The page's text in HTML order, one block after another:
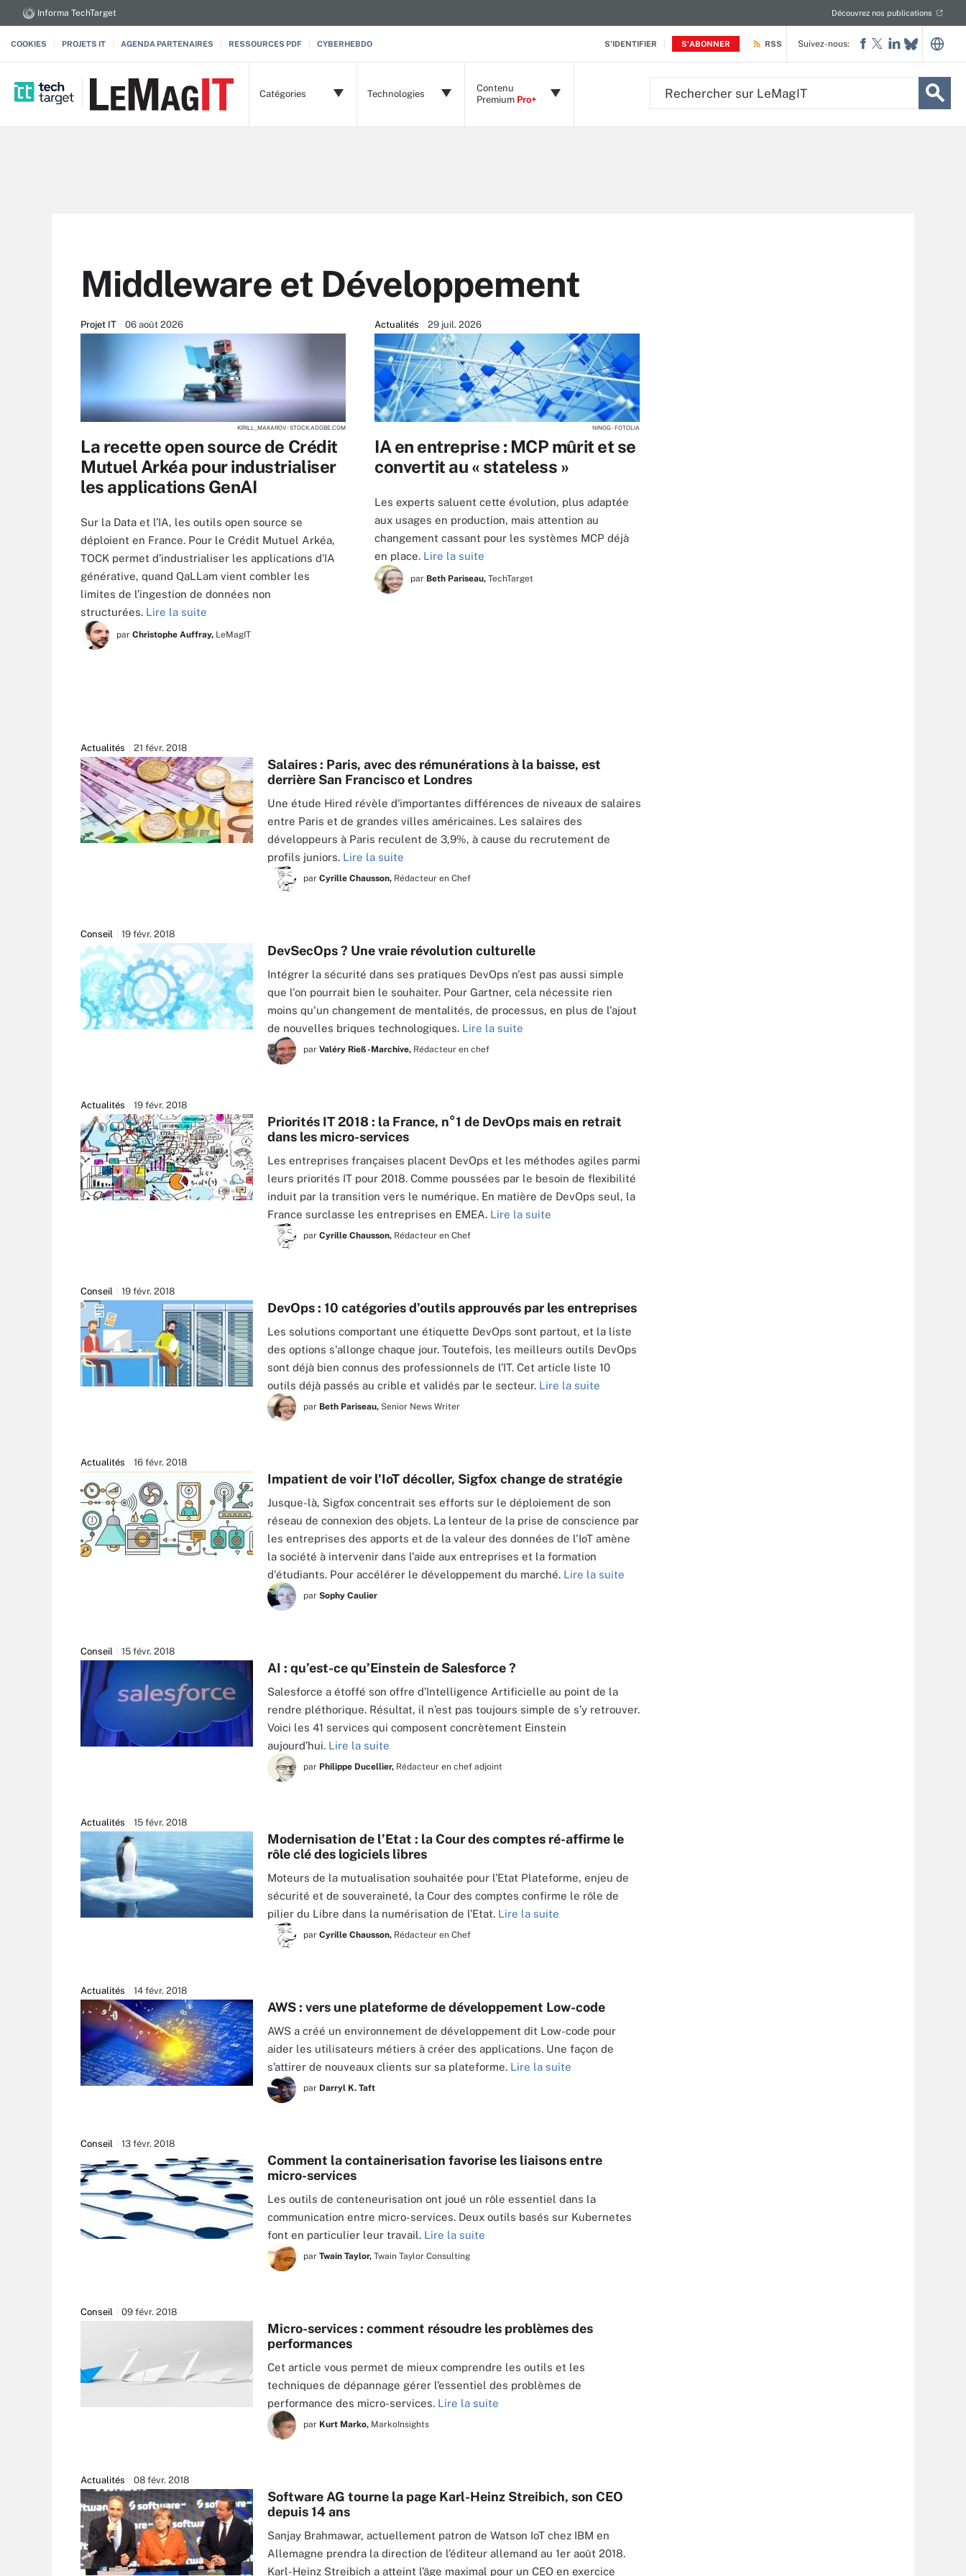
S'IDENTIFIER S'ABONNER
Informa TechTarget Découvrez nos publications
COOKIES PROJETS IT AGENDA PARTENAIRES RESSOURCES PDF CYBERHEBDO RSS
Catégories Technologies
Contenu
Premium Pro+
Suivez-nous:
Middleware et Développement
Projet IT 06 août 2026
KIRILL_MAKAROV - STOCK.ADOBE.COM
La recette open source de Crédit
Mutuel Arkéa pour industrialiser
les applications GenAI
Sur la Data et l’IA, les outils open source se
déploient en France. Pour le Crédit Mutuel Arkéa,
TOCK permet d’industrialiser les applications d’IA
générative, quand QaLLam vient combler les
limites de l’ingestion de données non
structurées. Lire la suite
par Christophe Auffray, LeMagIT
Actualités 29 juil. 2026
NINOG - FOTOLIA
IA en entreprise : MCP mûrit et se
convertit au « stateless »
Les experts saluent cette évolution, plus adaptée
aux usages en production, mais attention au
changement cassant pour les systèmes MCP déjà
en place. Lire la suite
par Beth Pariseau, TechTarget
Actualités 21 févr. 2018
Salaires : Paris, avec des rémunérations à la baisse, est
derrière San Francisco et Londres
Une étude Hired révèle d'importantes différences de niveaux de salaires
entre Paris et de grandes villes américaines. Les salaires des
développeurs à Paris reculent de 3,9%, à cause du recrutement de
profils juniors. Lire la suite
par Cyrille Chausson, Rédacteur en Chef
Conseil 19 févr. 2018
DevSecOps ? Une vraie révolution culturelle
Intégrer la sécurité dans ses pratiques DevOps n'est pas aussi simple
que l'on pourrait bien le souhaiter. Pour Gartner, cela nécessite rien
moins qu'un changement de mentalités, de processus, en plus de l'ajout
de nouvelles briques technologiques. Lire la suite
par Valéry Rieß-Marchive, Rédacteur en chef
Actualités 19 févr. 2018
Priorités IT 2018 : la France, n°1 de DevOps mais en retrait
dans les micro-services
Les entreprises françaises placent DevOps et les méthodes agiles parmi
leurs priorités IT pour 2018. Comme poussées par le besoin de flexibilité
induit par la transition vers le numérique. En matière de DevOps seul, la
France surclasse les entreprises en EMEA. Lire la suite
par Cyrille Chausson, Rédacteur en Chef
Conseil 19 févr. 2018
DevOps : 10 catégories d’outils approuvés par les entreprises
Les solutions comportant une étiquette DevOps sont partout, et la liste
des options s'allonge chaque jour. Toutefois, les meilleurs outils DevOps
sont déjà bien connus des professionnels de l’IT. Cet article liste 10
outils déjà passés au crible et validés par le secteur. Lire la suite
par Beth Pariseau, Senior News Writer
Actualités 16 févr. 2018
Impatient de voir l'IoT décoller, Sigfox change de stratégie
Jusque-là, Sigfox concentrait ses efforts sur le déploiement de son
réseau de connexion des objets. La lenteur de la prise de conscience par
les entreprises des apports et de la valeur des données de l'IoT amène
la société à intervenir dans l'aide aux entreprises et la formation
d'étudiants. Pour accélérer le développement du marché. Lire la suite
par Sophy Caulier
Conseil 15 févr. 2018
AI : qu’est-ce qu’Einstein de Salesforce ?
Salesforce a étoffé son offre d’Intelligence Artificielle au point de la
rendre pléthorique. Résultat, il n’est pas toujours simple de s’y retrouver.
Voici les 41 services qui composent concrètement Einstein
aujourd’hui. Lire la suite
par Philippe Ducellier, Rédacteur en chef adjoint
Actualités 15 févr. 2018
Modernisation de l’Etat : la Cour des comptes ré-affirme le
rôle clé des logiciels libres
Moteurs de la mutualisation souhaitée pour l’Etat Plateforme, enjeu de
sécurité et de souveraineté, la Cour des comptes confirme le rôle de
pilier du Libre dans la numérisation de l’Etat. Lire la suite
par Cyrille Chausson, Rédacteur en Chef
Actualités 14 févr. 2018
AWS : vers une plateforme de développement Low-code
AWS a créé un environnement de développement dit Low-code pour
aider les utilisateurs métiers à créer des applications. Une façon de
s’attirer de nouveaux clients sur sa plateforme. Lire la suite
par Darryl K. Taft
Conseil 13 févr. 2018
Comment la containerisation favorise les liaisons entre
micro-services
Les outils de conteneurisation ont joué un rôle essentiel dans la
communication entre micro-services. Deux outils basés sur Kubernetes
font en particulier leur travail. Lire la suite
par Twain Taylor, Twain Taylor Consulting
Conseil 09 févr. 2018
Micro-services : comment résoudre les problèmes des
performances
Cet article vous permet de mieux comprendre les outils et les
techniques de dépannage gérer l’essentiel des problèmes de
performance des micro-services. Lire la suite
par Kurt Marko, MarkoInsights
Actualités 08 févr. 2018
Software AG tourne la page Karl-Heinz Streibich, son CEO
depuis 14 ans
Sanjay Brahmawar, actuellement patron de Watson IoT chez IBM en
Allemagne prendra la direction de l’éditeur allemand au 1er août 2018.
Karl-Heinz Streibich a atteint l’âge maximal pour un CEO en exercice